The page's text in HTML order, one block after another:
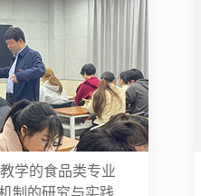
学的食品类专业
制的研究与实践